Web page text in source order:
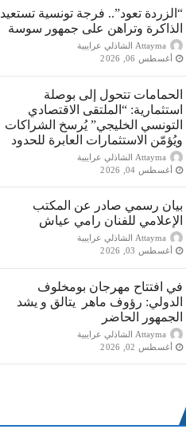
“الزردة تعود”.. فرجة تونسية تستعيد
الذاكرة وتراهن على جمهور سوسة
Attayma الشاذلي عرايبية
أغسطس 06, 2026
الحمامات تتحول إلى بوصلة
استثمارية: “الملتقى الاقتصادي
التونسي الخليجي” يُرسخ الشراكات
ويُؤمّن الاستثمارات العابرة للحدود
Attayma الشاذلي عرايبية
أغسطس 04, 2026
بيان رسمي صادر عن المكتب
الإعلامي للفنان رامي عياش
Attayma الشاذلي عرايبية
أغسطس 03, 2026
في افتتاح مهرجان بومخلوف
الدولي: رؤوف ماهر يتالق و يشد
الجمهور الحاضر
Attayma الشاذلي عرايبية
أغسطس 02, 2026